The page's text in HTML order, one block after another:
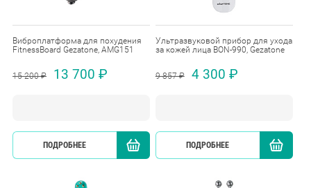
Виброплатформа для похудения
FitnessBoard Gezatone, AMG151
15 200 ₽ 13 700 ₽
ПОДРОБНЕЕ КУПИТЬ
Ультразвуковой прибор для ухода
за кожей лица BON-990, Gezatone
9 857 ₽ 4 300 ₽
ПОДРОБНЕЕ